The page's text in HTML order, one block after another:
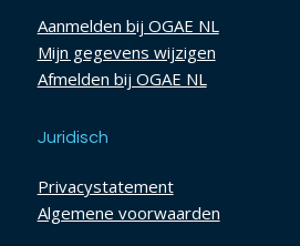
Aanmelden bij OGAE NL
Mijn gegevens wijzigen
Afmelden bij OGAE NL
Juridisch
Privacystatement
Algemene voorwaarden